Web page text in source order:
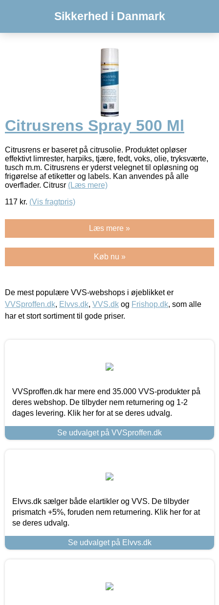
Sikkerhed i Danmark
Citrusrens Spray 500 Ml
Citrusrens er baseret på citrusolie. Produktet opløser
effektivt limrester, harpiks, tjære, fedt, voks, olie, tryksværte,
tusch m.m. Citrusrens er yderst velegnet til opløsning og
frigørelse af etiketter og labels. Kan anvendes på alle
overflader. Citrusr (Læs mere)
117 kr. (Vis fragtpris)
Læs mere »
Køb nu »
De mest populære VVS-webshops i øjeblikket er
VVSproffen.dk, Elvvs.dk, VVS.dk og Frishop.dk, som alle
har et stort sortiment til gode priser.
VVSproffen.dk har mere end 35.000 VVS-produkter på
deres webshop. De tilbyder nem returnering og 1-2
dages levering. Klik her for at se deres udvalg.
Se udvalget på VVSproffen.dk
Elvvs.dk sælger både elartikler og VVS. De tilbyder
prismatch +5%, foruden nem returnering. Klik her for at
se deres udvalg.
Se udvalget på Elvvs.dk